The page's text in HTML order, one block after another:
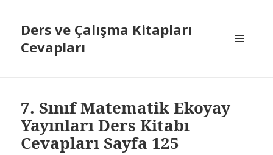
Ders ve Çalışma Kitapları
Cevapları
7. Sınıf Matematik Ekoyay
Yayınları Ders Kitabı
Cevapları Sayfa 125